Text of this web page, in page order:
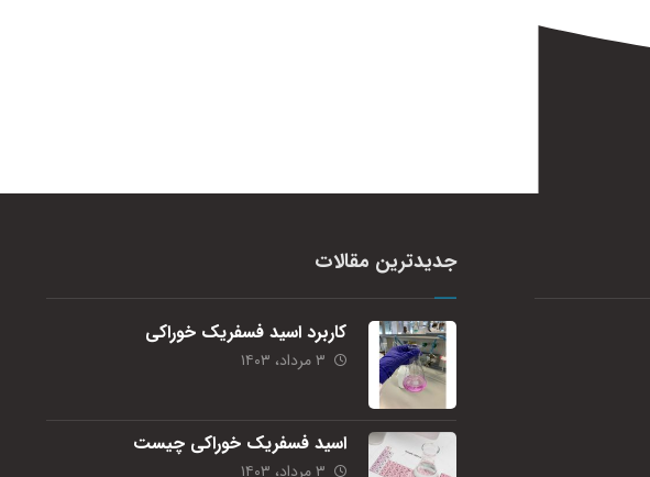
جدیدترین مقالات
کاربرد اسید فسفریک خوراکی
۳ مرداد، ۱۴۰۳
اسید فسفریک خوراکی چیست
۳ مرداد، ۱۴۰۳